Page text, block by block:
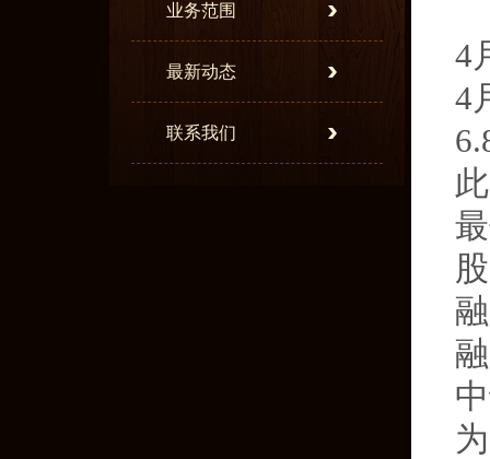
业务范围
最新动态
联系我们
4
4